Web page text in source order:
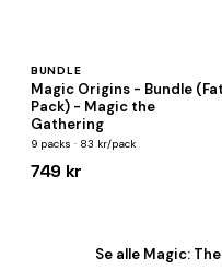
BUNDLE
Magic Origins - Bundle (Fat
Pack) - Magic the
Gathering
9 packs · 83 kr/pack
749 kr
Se alle Magic: